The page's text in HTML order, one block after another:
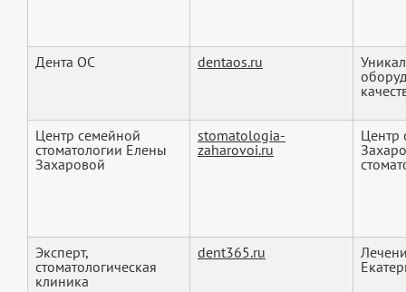
Дента ОС dentaos.ru
Центр семейной
стоматологии Елены
Захаровой
stomatologia-
zaharovoi.ru
Центр
Эксперт,
стоматологическая
клиника
dent365.ru